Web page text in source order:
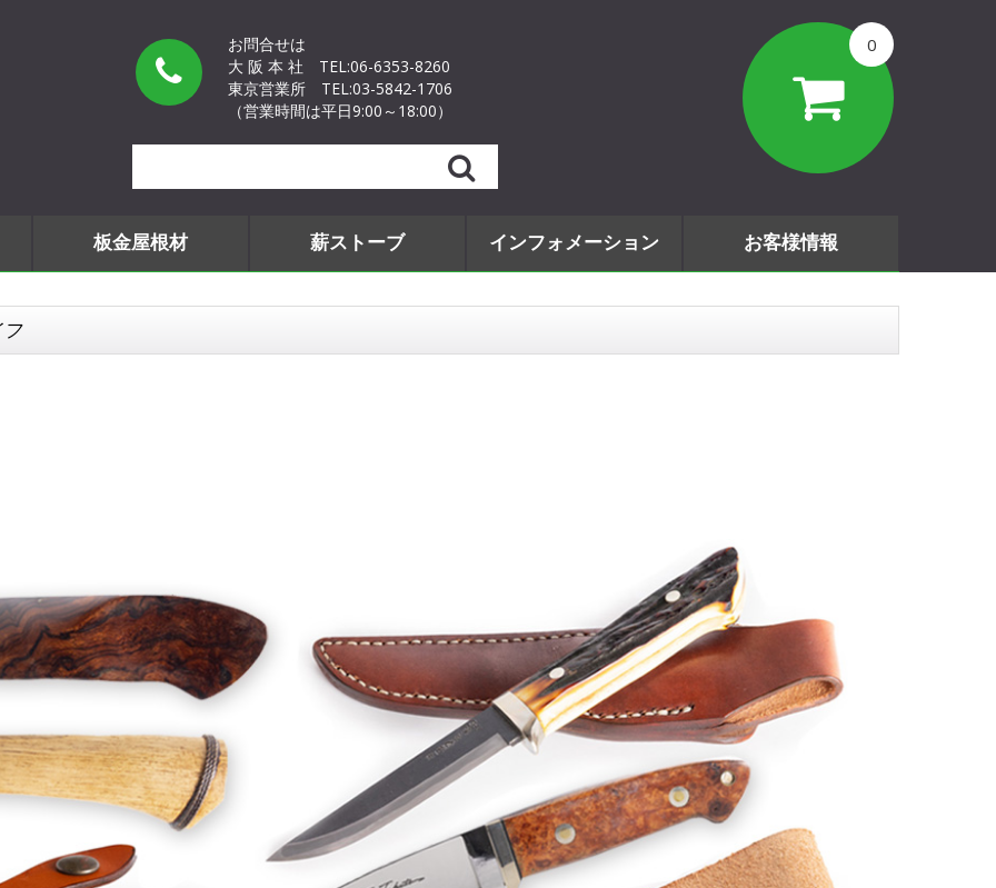
お問合せは
大 阪 本 社 TEL:06-6353-8260
東京営業所 TEL:03-5842-1706
（営業時間は平日9:00～18:00）
0
板金屋根材 薪ストーブ インフォメーション お客様情報